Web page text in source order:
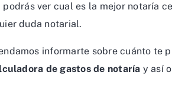
ver cual es la mejor notaría
duda notarial.
informarte sobre cuánto te
de gastos de notaría y así